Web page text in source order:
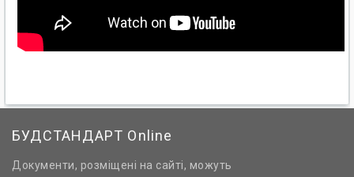
БУДСТАНДАРТ Online
Документи, розміщені на сайті, можуть